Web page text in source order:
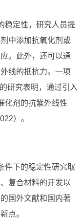
稳定性，研究人员提
中添加抗氧化剂或
。此外，还可以通
线的抵抗力。一项
研究表明，通过引入
化剂的抗紫外线性
）。
件下的稳定性研究取
复合材料的开发以
国外文献和国内著
点。